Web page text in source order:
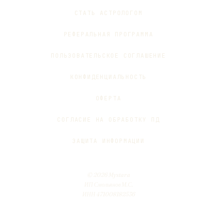
СТАТЬ АСТРОЛОГОМ
РЕФЕРАЛЬНАЯ ПРОГРАММА
ПОЛЬЗОВАТЕЛЬСКОЕ СОГЛАШЕНИЕ
КОНФИДЕНЦИАЛЬНОСТЬ
ОФЕРТА
СОГЛАСИЕ НА ОБРАБОТКУ ПД
ЗАЩИТА ИНФОРМАЦИИ